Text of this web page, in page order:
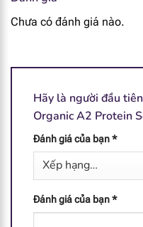
id="1967"]
id="1968"]
Chưa có đánh giá nào.
Hãy là người đầu
Organic A2 Protein
Đánh giá của bạn*
Đánh giá của bạn*